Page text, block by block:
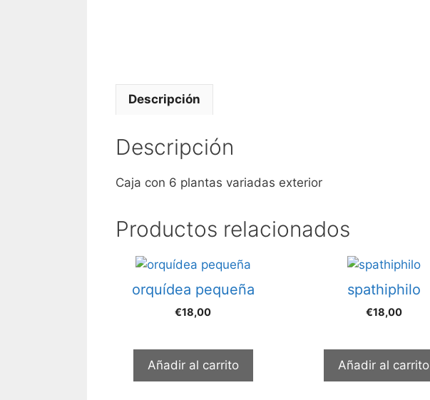
Descripción
Descripción
Caja con 6 plantas variadas exterior
Productos relacionados
orquídea pequeña
€18,00
Añadir al carrito
spathiphilo
€18,00
Añadir al carrito